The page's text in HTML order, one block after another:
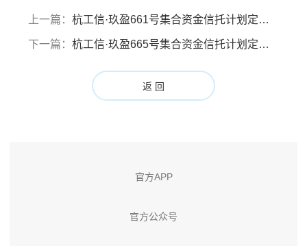
上一篇： 杭工信·玖盈661号集合资金信托计划定期信息披露报告（报告期：2025年10月01日至2025年12月31日）
下一篇： 杭工信·玖盈665号集合资金信托计划定期信息披露报告（报告期：2025年10月01日至2025年12月31日）
返 回
官方APP
官方公众号